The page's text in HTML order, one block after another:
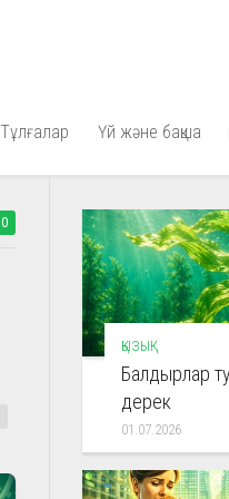
Тұлғалар Үй және бақша
0
ҚЫЗЫҚ
Балдырлар
дерек
01.07.2026